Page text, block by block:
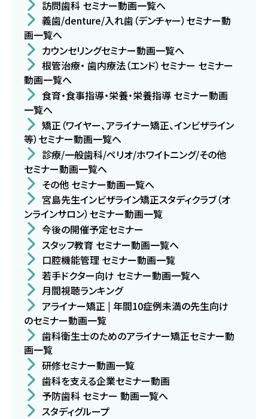
訪問歯科 セミナー動画一覧へ
義歯/denture/入れ歯（デンチャー）セミナー動
画一覧へ
カウンセリングセミナー動画一覧へ
根管治療・ 歯内療法（エンド）セミナー セミナー
動画一覧へ
食育・食事指導・栄養・栄養指導 セミナー動画
一覧へ
矯正（ワイヤー、アライナー矯正、インビザライン
等）セミナー動画一覧へ
診療/一般歯科/ペリオ/ホワイトニング/その他
セミナー動画一覧へ
その他 セミナー動画一覧へ
宮島先生インビザライン矯正スタディクラブ（オ
ンラインサロン）セミナー動画一覧
今後の開催予定セミナー
スタッフ教育 セミナー動画一覧へ
口腔機能管理 セミナー動画一覧
若手ドクター向け セミナー動画一覧へ
月間視聴ランキング
アライナー矯正 | 年間10症例未満の先生向け
のセミナー動画一覧
歯科衛生士のためのアライナー矯正セミナー動
画一覧
研修セミナー動画一覧
歯科を支える企業セミナー動画
予防歯科 セミナー 動画一覧へ
スタディグループ